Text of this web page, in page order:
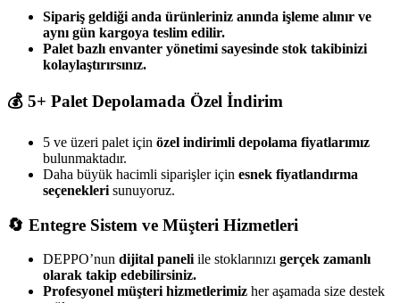
Sipariş geldiği anda ürünleriniz anında işleme alınır ve
aynı gün kargoya teslim edilir.
Palet bazlı envanter yönetimi sayesinde stok takibinizi
kolaylaştırırsınız.
💰 5+ Palet Depolamada Özel İndirim
5 ve üzeri palet için özel indirimli depolama fiyatlarımız
bulunmaktadır.
Daha büyük hacimli siparişler için esnek fiyatlandırma
seçenekleri sunuyoruz.
🔄 Entegre Sistem ve Müşteri Hizmetleri
DEPPO’nun dijital paneli ile stoklarınızı gerçek zamanlı
olarak takip edebilirsiniz.
Profesyonel müşteri hizmetlerimiz her aşamada size destek